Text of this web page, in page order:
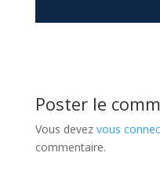
Poster le
Vous devez vous
commentaire.